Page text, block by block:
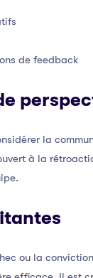
de feedback
la
à la
ou la